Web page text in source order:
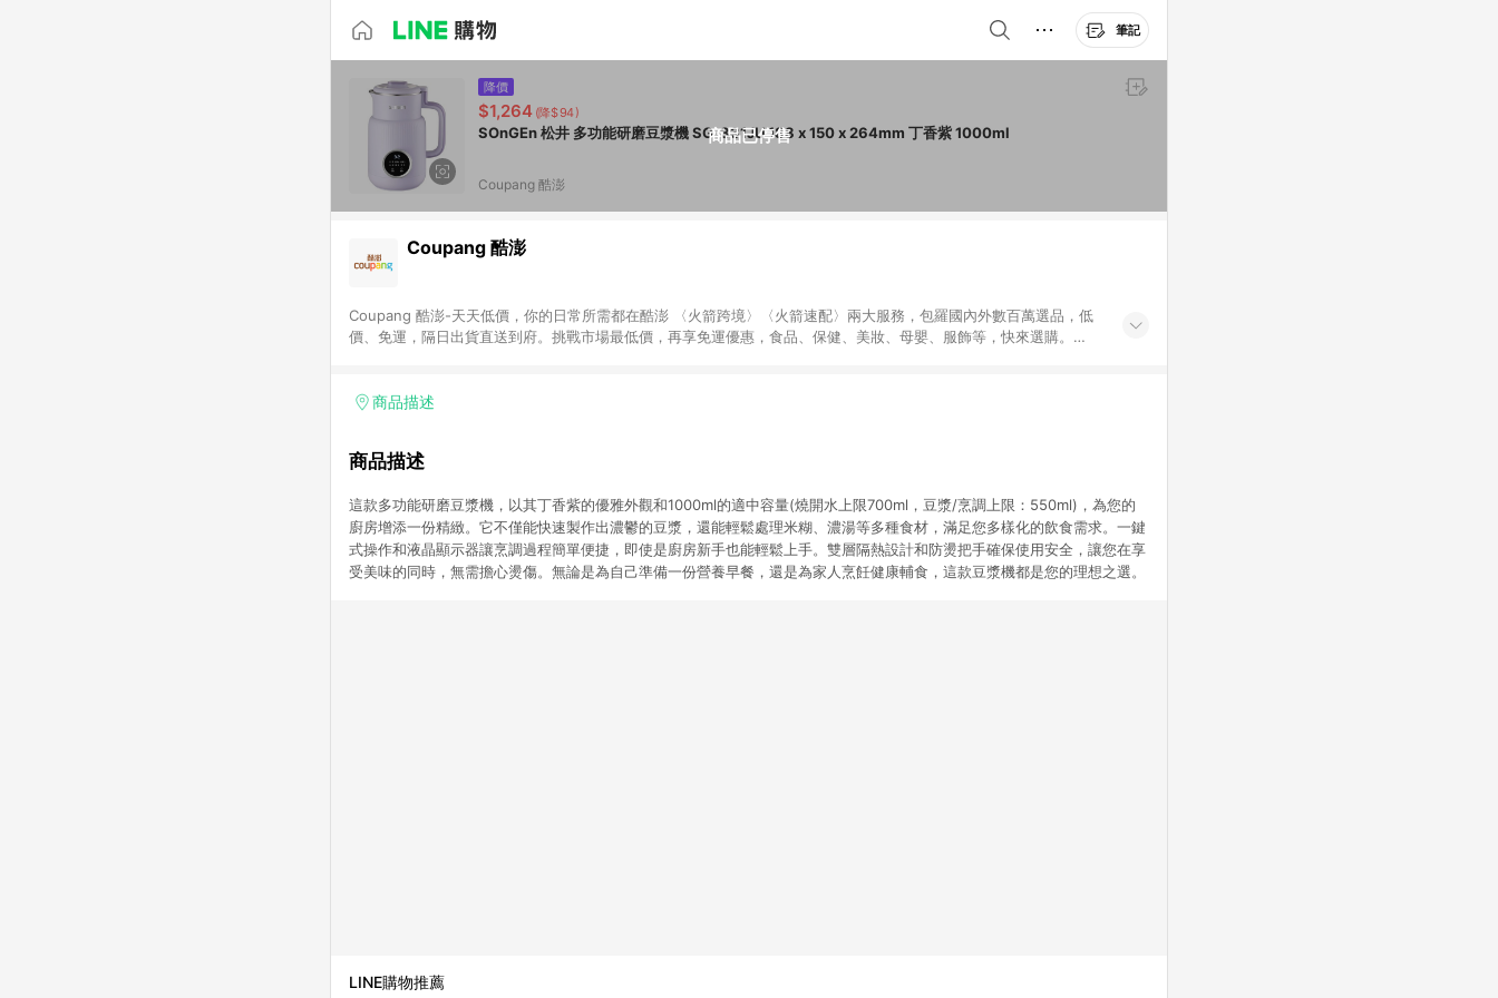
筆記
商品已停售
降價
$1,264 (降$94)
SOnGEn 松井 多功能研磨豆漿機 SG-331JU 188 x 150 x 264mm 丁香紫 1000ml
Coupang 酷澎
Coupang 酷澎
Coupang 酷澎-天天低價，你的日常所需都在酷澎 〈火箭跨境〉〈火箭速配〉兩大服務，包羅國內外數百萬選品，低
價、免運，隔日出貨直送到府。挑戰市場最低價，再享免運優惠，食品、保健、美妝、母嬰、服飾等，快來選購。
商品描述
商品描述
這款多功能研磨豆漿機，以其丁香紫的優雅外觀和1000ml的適中容量(燒開水上限700ml，豆漿/烹調上限：550ml)，為您的
廚房增添一份精緻。它不僅能快速製作出濃鬱的豆漿，還能輕鬆處理米糊、濃湯等多種食材，滿足您多樣化的飲食需求。一鍵
式操作和液晶顯示器讓烹調過程簡單便捷，即使是廚房新手也能輕鬆上手。雙層隔熱設計和防燙把手確保使用安全，讓您在享
受美味的同時，無需擔心燙傷。無論是為自己準備一份營養早餐，還是為家人烹飪健康輔食，這款豆漿機都是您的理想之選。
LINE購物推薦